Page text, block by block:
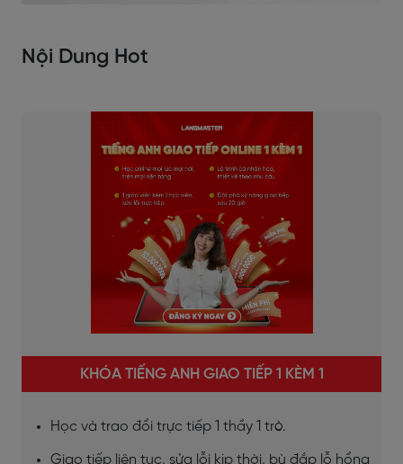
Nội Dung Hot
KHÓA TIẾNG ANH GIAO TIẾP 1 KÈM 1
Học và trao đổi trực tiếp 1 thầy 1 trò.
Giao tiếp liên tục, sửa lỗi kịp thời, bù đắp lỗ hổng